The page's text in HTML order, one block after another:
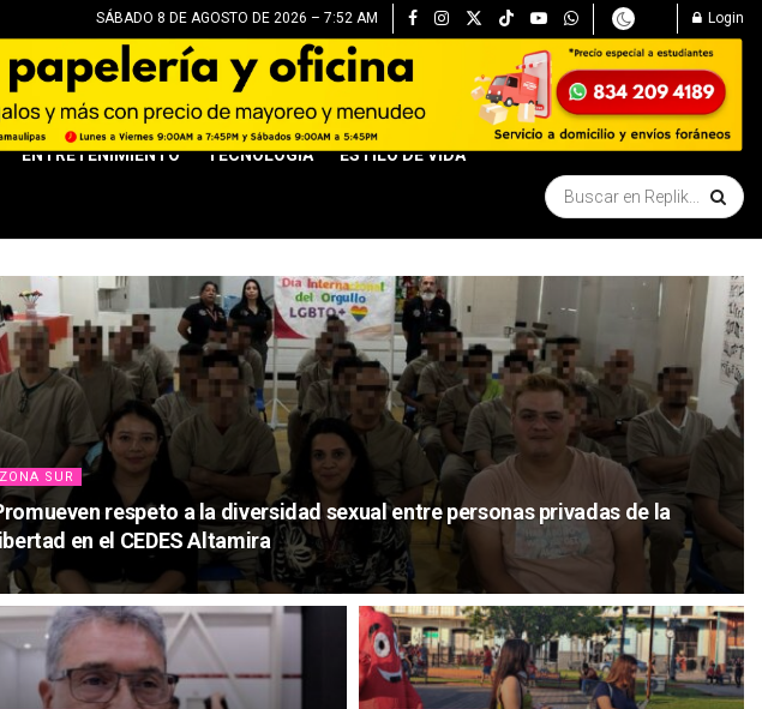
SÁBADO 8 DE AGOSTO DE 2026 – 7:52 AM Login
ENTRETENIMIENTO TECNOLOGÍA ESTILO DE VIDA
ZONA SUR
respeto a la diversidad sexual entre personas privadas de la
en el CEDES Altamira